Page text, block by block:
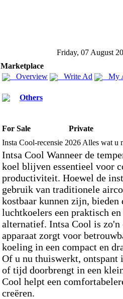
Friday, 07 August
Marketplace
Overview
Write Ad My
Others
For Sale
Private
Insta Cool-recensie 2026 Alles wat u
Intsa Cool Wanneer de
koel blijven essentieel voor
productiviteit. Hoewel de
gebruik van traditionele
kostbaar kunnen zijn, bieden
luchtkoelers een praktisch
alternatief. Intsa Cool is zo'n
apparaat zorgt voor
koeling in een compact en
Of u nu thuiswerkt, ontspant
of tijd doorbrengt in een
Cool helpt een
creëren.